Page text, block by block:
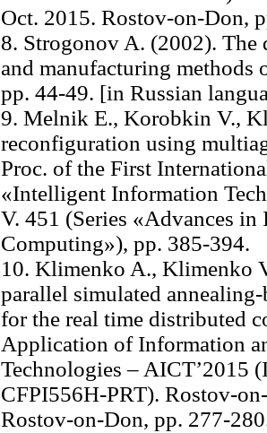
Oct. 2015. Rostov-on-Don,
8. Strogonov A. (2002).
and manufacturing methods
pp. 44-49. [in Russian
9. Melnik E., Korobkin V.,
reconfiguration using
Proc. of the First
«Intelligent Information
V. 451 (Series «Advances
Computing»), pp. 385-394.
10. Klimenko A., Klimenko
parallel simulated
for the real time distributed
Application of Information
Technologies – AICT’2015
CFPI556H-PRT). Rostov-
Rostov-on-Don, pp. 277-